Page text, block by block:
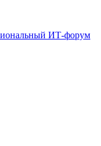
ИТ-форум